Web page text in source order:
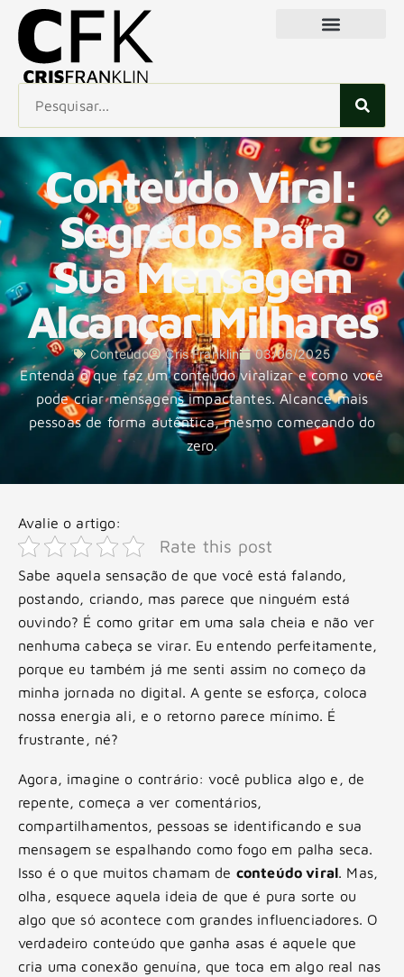
Conteúdo Viral:
Segredos Para
Sua Mensagem
Alcançar Milhares
Conteúdo Cris Franklin 03/06/2025
Entenda o que faz um conteúdo viralizar e como você
pode criar mensagens impactantes. Alcance mais
pessoas de forma autêntica, mesmo começando do
zero.
Avalie o artigo:
Rate this post
Sabe aquela sensação de que você está falando,
postando, criando, mas parece que ninguém está
ouvindo? É como gritar em uma sala cheia e não ver
nenhuma cabeça se virar. Eu entendo perfeitamente,
porque eu também já me senti assim no começo da
minha jornada no digital. A gente se esforça, coloca
nossa energia ali, e o retorno parece mínimo. É
frustrante, né?
Agora, imagine o contrário: você publica algo e, de
repente, começa a ver comentários,
compartilhamentos, pessoas se identificando e sua
mensagem se espalhando como fogo em palha seca.
Isso é o que muitos chamam de conteúdo viral. Mas,
olha, esquece aquela ideia de que é pura sorte ou
algo que só acontece com grandes influenciadores. O
verdadeiro conteúdo que ganha asas é aquele que
cria uma conexão genuína, que toca em algo real nas